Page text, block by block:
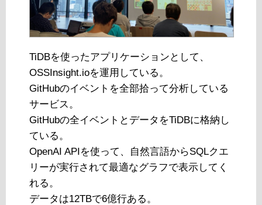
TiDBを使ったアプリケーションとして、
OSSInsight.ioを運用している。
GitHubのイベントを全部拾って分析している
サービス。
GitHubの全イベントとデータをTiDBに格納し
ている。
OpenAI APIを使って、自然言語からSQLクエ
リーが実行されて最適なグラフで表示してく
れる。
データは12TBで6億行ある。